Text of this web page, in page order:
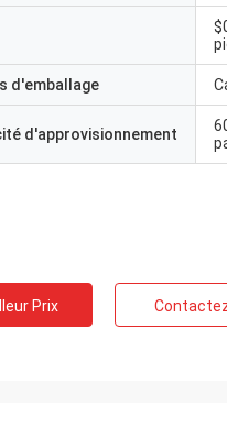
d'emballage
d'approvisionnement
Prix